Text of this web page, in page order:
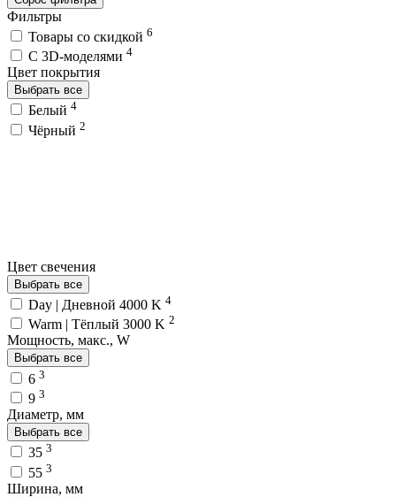
Фильтры
Товары со скидкой 6
C 3D-моделями 4
Цвет покрытия
Выбрать все
Белый 4
Чёрный 2
Цвет свечения
Выбрать все
Day | Дневной 4000 K 4
Warm | Тёплый 3000 K 2
Мощность, макс., W
Выбрать все
6 3
9 3
Диаметр, мм
Выбрать все
35 3
55 3
Ширина, мм